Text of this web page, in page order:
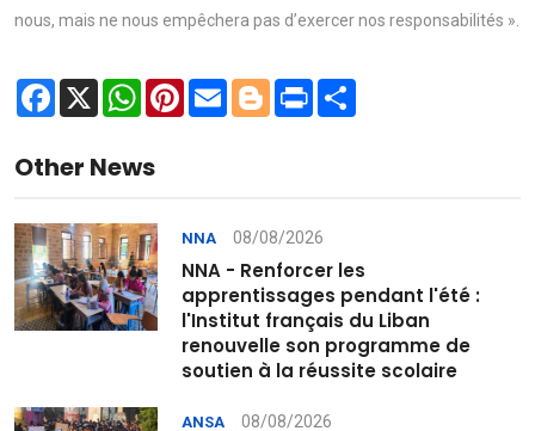
nous, mais ne nous empêchera pas d’exercer nos responsabilités ».
Facebook
X WhatsApp
Pinterest
Email Blogger
Print
Other News
NNA 08/08/2026
NNA - Renforcer les
apprentissages pendant l'été :
l'Institut français du Liban
renouvelle son programme de
soutien à la réussite scolaire
ANSA 08/08/2026